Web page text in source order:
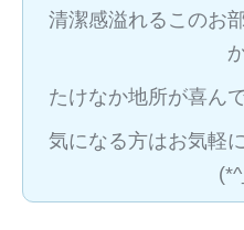
清潔感溢れるこのお
たけなか地所が喜ん
気になる方はお気軽